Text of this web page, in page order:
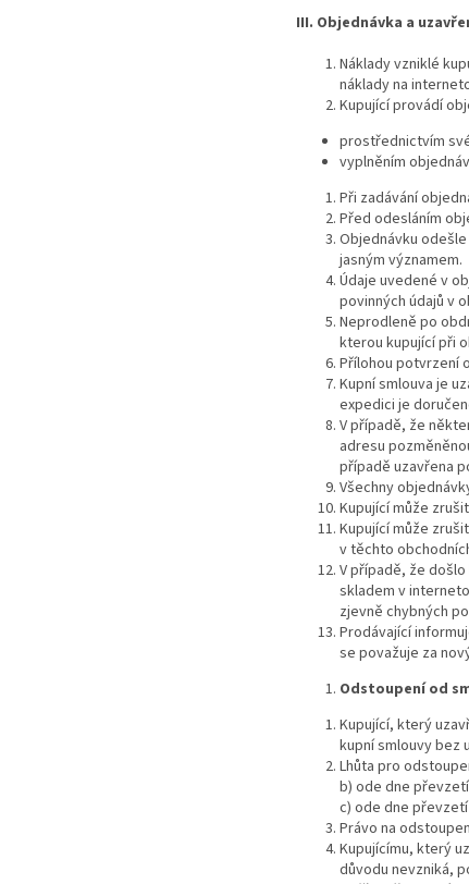
III. Objednávka a
Náklady vzniklé
náklady na
Kupující provádí
prostřednictvím
vyplněním
Při zadávání
Před odesláním
Objednávku
jasným významem.
Údaje uvedené v
povinných údajů v
Neprodleně po
kterou kupující při
Přílohou potvrzení
Kupní smlouva je
expedici je
V případě, že
adresu
případě uzavřena
Všechny
Kupující může
Kupující může
v těchto
V případě, že
skladem v
zjevně chybných
Prodávající
se považuje za
Odstoupení od
Kupující, který
kupní smlouvy bez
Lhůta pro
b) ode dne
c) ode dne
Právo na
Kupujícímu, který
důvodu nevzniká,